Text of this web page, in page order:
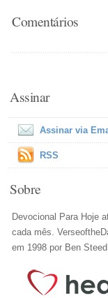
Comentários
Assinar
Assinar via
RSS
Sobre
Devocional Para Hoje
cada mês.
em 1998 por Ben